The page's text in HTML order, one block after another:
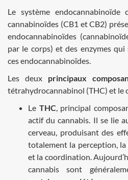
Le système endocannabinoïde
cannabinoïdes (CB1 et CB2)
endocannabinoïdes
par le corps) et des enzymes
ces endocannabinoïdes.
Les deux principaux
tétrahydrocannabinol (THC) et le
Le THC, principal
actif du cannabis. Il se lie
cerveau, produisant des
totalement la perception,
et la coordination.
cannabis sont